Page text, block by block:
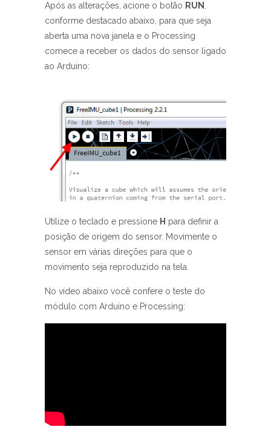
Após as alterações, acione o botão RUN
conforme destacado abaixo, para que seja
aberta uma nova janela e o Processing
comece a receber os dados do sensor ligado
ao Arduino:
Utilize o teclado e pressione H para definir a
posição de origem do sensor. Movimente o
sensor em várias direções para que o
movimento seja reproduzido na tela.
No vídeo abaixo você confere o teste do
módulo com Arduino e Processing: